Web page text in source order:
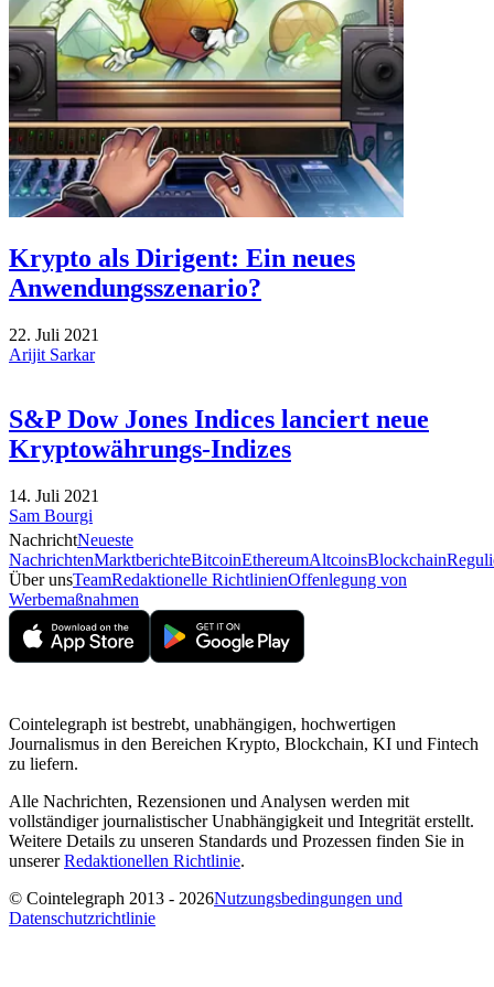
Krypto als Dirigent: Ein neues
Anwendungsszenario?
22. Juli 2021
Arijit Sarkar
S&P Dow Jones Indices lanciert neue
Kryptowährungs-Indizes
14. Juli 2021
Sam Bourgi
NachrichtNeueste
NachrichtenMarktberichteBitcoinEthereumAltcoinsBlockchain
Über unsTeamRedaktionelle RichtlinienOffenlegung von
Werbemaßnahmen
Cointelegraph ist bestrebt, unabhängigen, hochwertigen
Journalismus in den Bereichen Krypto, Blockchain, KI und Fintech
zu liefern.
Alle Nachrichten, Rezensionen und Analysen werden mit
vollständiger journalistischer Unabhängigkeit und Integrität erstellt.
Weitere Details zu unseren Standards und Prozessen finden Sie in
unsererRedaktionellen Richtlinie.
© Cointelegraph 2013 - 2026Nutzungsbedingungen und
Datenschutzrichtlinie